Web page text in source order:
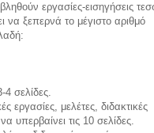
εργασίες-εισηγήσεις
να ξεπερνά το μέγιστο αριθμό
σελίδες.
εργασίες, μελέτες, διδακτικές
υπερβαίνει τις 10 σελίδες.